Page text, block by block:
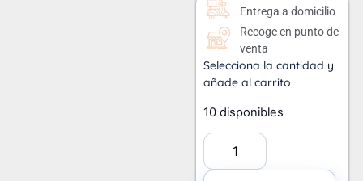
Entrega a domicilio
Recoge en punto de
venta
Selecciona la cantidad y
añade al carrito
10 disponibles